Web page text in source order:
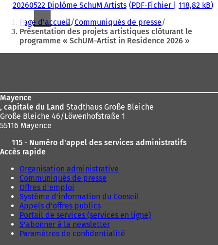
20260522 Diplôme SchuM Artists
PDF-Fichier 118,82 kB
Vous
êtes
:
Page d'accueil Communiqués de presse
Présentation des projets artistiques clôturant le
programme « SchUM-Artist in Residence 2026 »
Mayence
, capitale du Land Stadthaus Große Bleiche
Große Bleiche 46/Löwenhofstraße 1
55116 Mayence
115 - Numéro d'appel des services administratifs
Accès rapide
Organisation administrative
Communiqués de presse
Offres d'emploi
Système d'information du Conseil
Appels d'offres publics
Portail de services (services en ligne)
S'abonner à la newsletter
Paramètres de confidentialité